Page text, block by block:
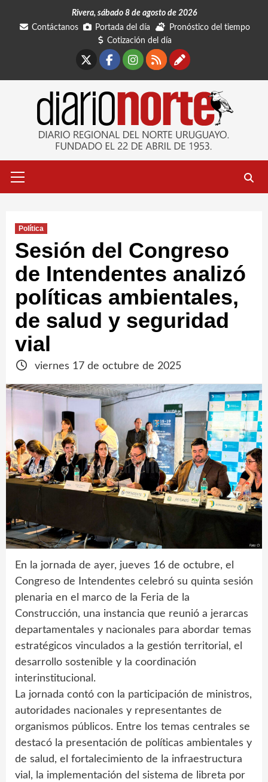
Rivera, sábado 8 de agosto de 2026
Contáctanos
Portada del día
Pronóstico del tiempo
Cotización del día
Facebook
Instagram
RSSContáctanos
primario
Política
Sesión del Congreso
de Intendentes analizó
políticas ambientales,
de salud y seguridad
vial
viernes 17 de octubre de 2025
En la jornada de ayer, jueves 16 de octubre, el
Congreso de Intendentes celebró su quinta sesión
plenaria en el marco de la Feria de la
Construcción, una instancia que reunió a jerarcas
departamentales y nacionales para abordar temas
estratégicos vinculados a la gestión territorial, el
desarrollo sostenible y la coordinación
interinstitucional.
La jornada contó con la participación de ministros,
autoridades nacionales y representantes de
organismos públicos. Entre los temas centrales se
destacó la presentación de políticas ambientales y
de salud, el fortalecimiento de la infraestructura
vial, la implementación del sistema de libreta por